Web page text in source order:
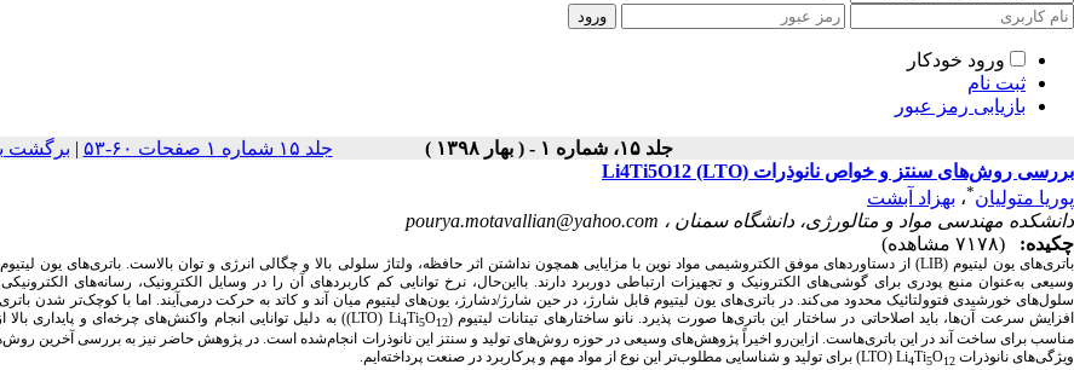
ورود خودکار
ثبت نام
بازیابی رمز عبور
جلد ۱۵، شماره ۱ - ( بهار ۱۳۹۸ ) جلد ۱۵ شماره ۱ صفحات ۶۰-۵۳ | برگشت
بررسی روش‌های سنتز و خواص نانوذرات Li4Ti5O12 (LTO)
پوریا متولیان*، بهزاد آبشت
دانشکده مهندسی مواد و متالورژی، دانشگاه سمنان ، pourya.motavallian@yahoo.com
چکیده:
(۷۱۷۸ مشاهده)
باتری‌های یون لیتیوم (LIB) از دستاوردهای موفق الکتروشیمی مواد نوین با مزایایی همچون نداشتن اثر حافظه، ولتاژ سلولی بالا و چگالی انرژی و توان بالاست. باتری‌های یون
وسیعی به‌عنوان منبع پودری برای گوشی‌های الکترونیک و تجهیزات ارتباطی دوربرد دارند. بااین‌حال، نرخ توانایی کم کاربردهای آن را در وسایل الکترونیک، رسانه‌های
سلول‌های خورشیدی فتوولتائیک‌ محدود می‌کند. در باتری‌های یون لیتیوم قابل شارژ، در حین شارژ/دشارژ، یون‌های لیتیوم میان آند و کاتد به حرکت درمی‌آیند. اما با کوچک‌تر شدن
افزایش سرعت آن‌ها، باید اصلاحاتی در ساختار این باتری‌ها صورت پذیرد. نانو ساختارهای تیتانات لیتیوم (
Li4Ti5O12
(
LTO)) به دلیل توانایی انجام واکنش‌های چرخه‌ای و پایداری بالا
مناسب برای ساخت آند در این باتری‌هاست. ازاین‌رو اخیراً پژوهش‌های وسیعی در حوزه روش‌های تولید و سنتز این نانوذرات انجام‌شده است. در پژوهش حاضر نیز به بررسی آخرین
ویژگی‌های نانوذرات
Li4Ti5O12
(
LTO) برای تولید و شناسایی مطلوب‌تر این نوع از مواد مهم و پرکاربرد در صنعت پرداخته‌ایم.